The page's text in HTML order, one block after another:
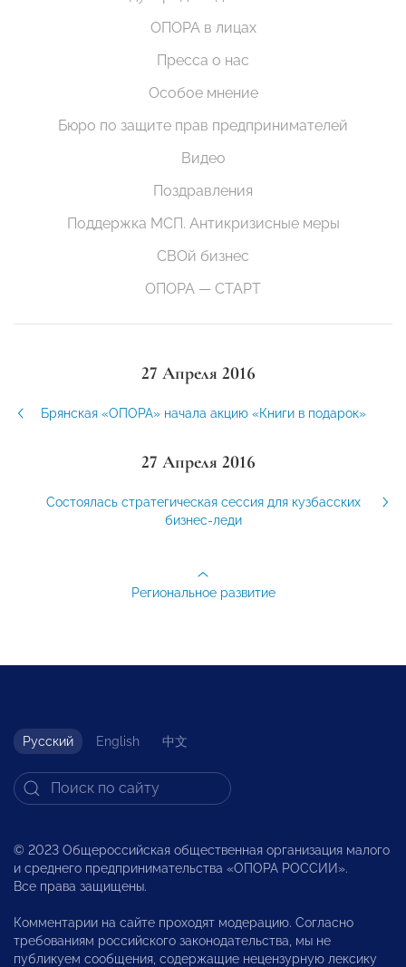
ОПОРА в лицах
Пресса о нас
Особое мнение
Бюро по защите прав предпринимателей
Видео
Поздравления
Поддержка МСП. Антикризисные меры
СВОй бизнес
ОПОРА — СТАРТ
27 Апреля 2016
Брянская «ОПОРА» начала акцию «Книги в подарок»
27 Апреля 2016
Состоялась стратегическая сессия для кузбасских
бизнес-леди
Региональное развитие
Русский English 中文
© 2023 Общероссийская общественная организация малого
и среднего предпринимательства «ОПОРА РОССИИ».
Все права защищены.
Комментарии на сайте проходят модерацию. Согласно
требованиям российского законодательства, мы не
публикуем сообщения, содержащие нецензурную лексику